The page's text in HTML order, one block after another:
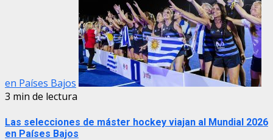
en Países Bajos
3 min de lectura
Las selecciones de máster hockey viajan al Mundial 2026
en Países Bajos